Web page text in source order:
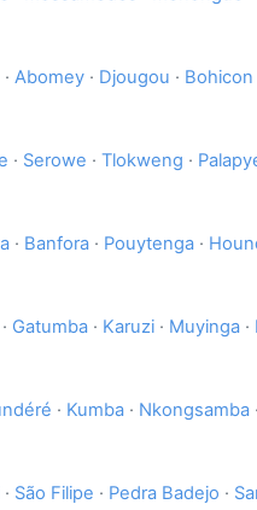
· Abomey · Djougou · Bohicon
· Serowe · Tlokweng ·
· Banfora · Pouytenga ·
· Gatumba · Karuzi · Muyinga ·
· Kumba · Nkongsamba ·
· São Filipe · Pedra Badejo ·